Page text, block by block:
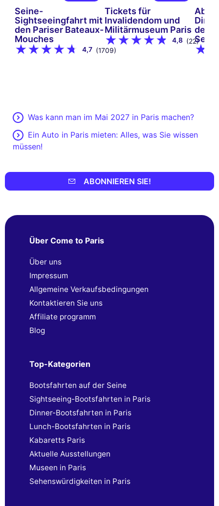
Seine-
Sightseeingfahrt mit
den Pariser Bateaux-
Mouches
4,7 (1709)
Tickets für
Invalidendom und
Militärmuseum Paris
4,8 (22)
der
Was kann man im Mai 2027 in Paris machen?
Ein Auto in Paris mieten: Alles, was Sie wissen
müssen!
ABONNIEREN SIE!
Über Come to Paris
Über uns
Impressum
Allgemeine Verkaufsbedingungen
Kontaktieren Sie uns
Affiliate programm
Blog
Top-Kategorien
Bootsfahrten auf der Seine
Sightseeing-Bootsfahrten in Paris
Dinner-Bootsfahrten in Paris
Lunch-Bootsfahrten in Paris
Kabaretts Paris
Aktuelle Ausstellungen
Museen in Paris
Sehenswürdigkeiten in Paris